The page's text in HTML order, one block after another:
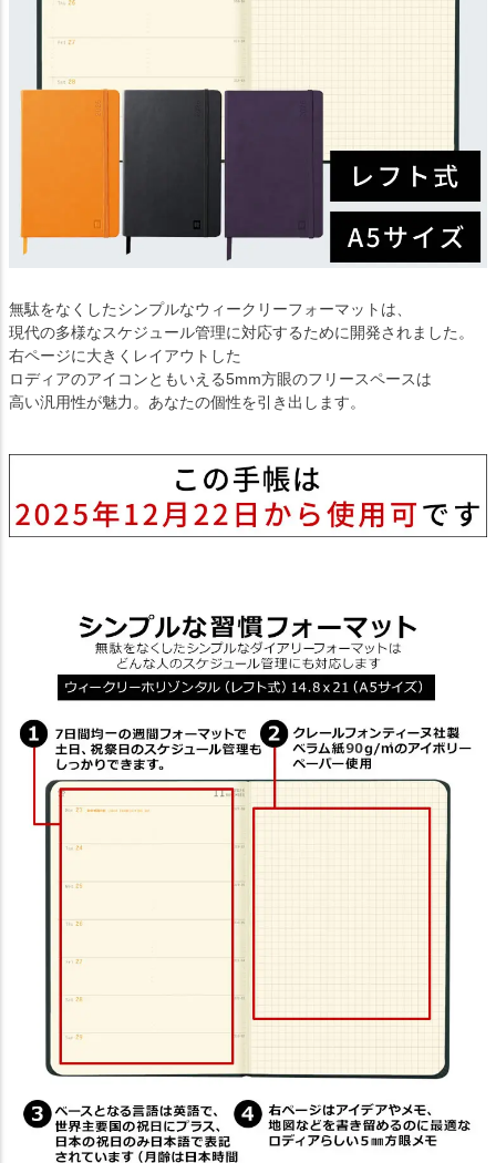
無駄をなくしたシンプルなウィークリーフォーマットは、
現代の多様なスケジュール管理に対応するために開発されました。
右ページに大きくレイアウトした
ロディアのアイコンともいえる5mm方眼のフリースペースは
高い汎用性が魅力。あなたの個性を引き出します。